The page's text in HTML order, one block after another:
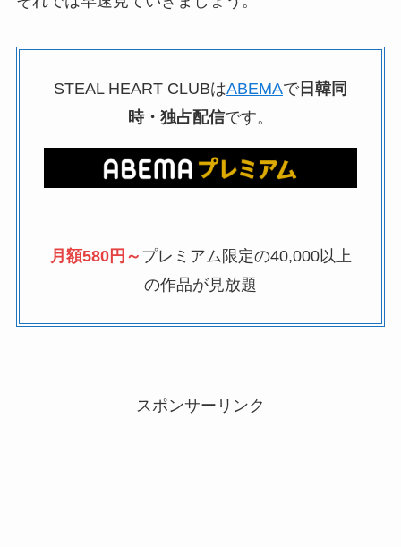
STEAL HEART CLUBはABEMAで日韓同
時・独占配信です。
月額580円～ プレミアム限定の40,000以上
の作品が見放題
スポンサーリンク